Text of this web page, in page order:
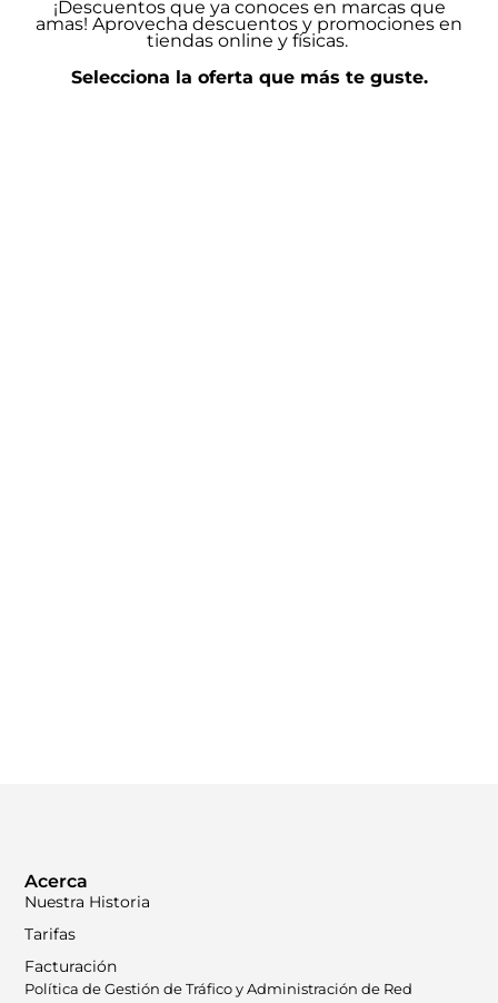
¡Descuentos que ya conoces en marcas que
amas! Aprovecha descuentos y promociones en
tiendas online y físicas.
Selecciona la oferta que más te guste.
Acerca
Nuestra Historia
Tarifas
Facturación
Política de Gestión de Tráfico y Administración de Red